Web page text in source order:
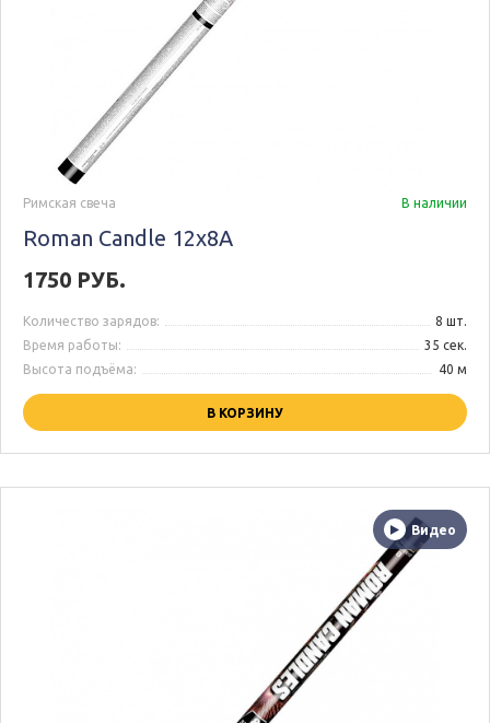
Римская свеча В наличии
Roman Candle 12x8A
1750 РУБ.
Количество зарядов:
8 шт.
Время работы:
35 сек.
Высота подъёма:
40 м
В КОРЗИНУ
Видео